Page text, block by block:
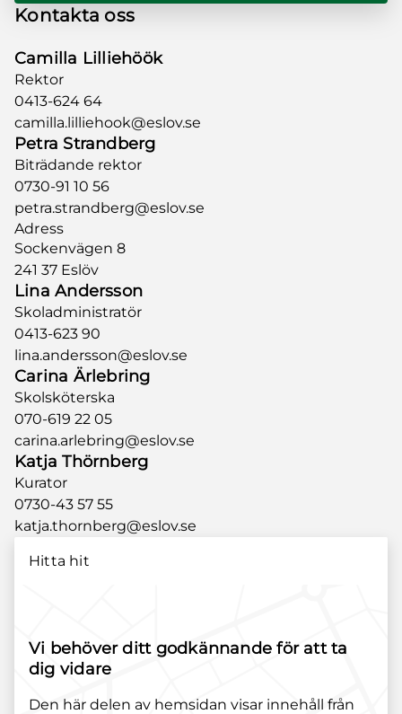
Kontakta oss
Camilla Lilliehöök
Rektor
0413-624 64
camilla.lilliehook@eslov.se
Petra Strandberg
Biträdande rektor
0730-91 10 56
petra.strandberg@eslov.se
Adress
Sockenvägen 8
241 37 Eslöv
Lina Andersson
Skoladministratör
0413-623 90
lina.andersson@eslov.se
Carina Ärlebring
Skolsköterska
070-619 22 05
carina.arlebring@eslov.se
Katja Thörnberg
Kurator
0730-43 57 55
katja.thornberg@eslov.se
Hitta hit
Vi behöver ditt godkännande för att ta
dig vidare
Den här delen av hemsidan visar innehåll från